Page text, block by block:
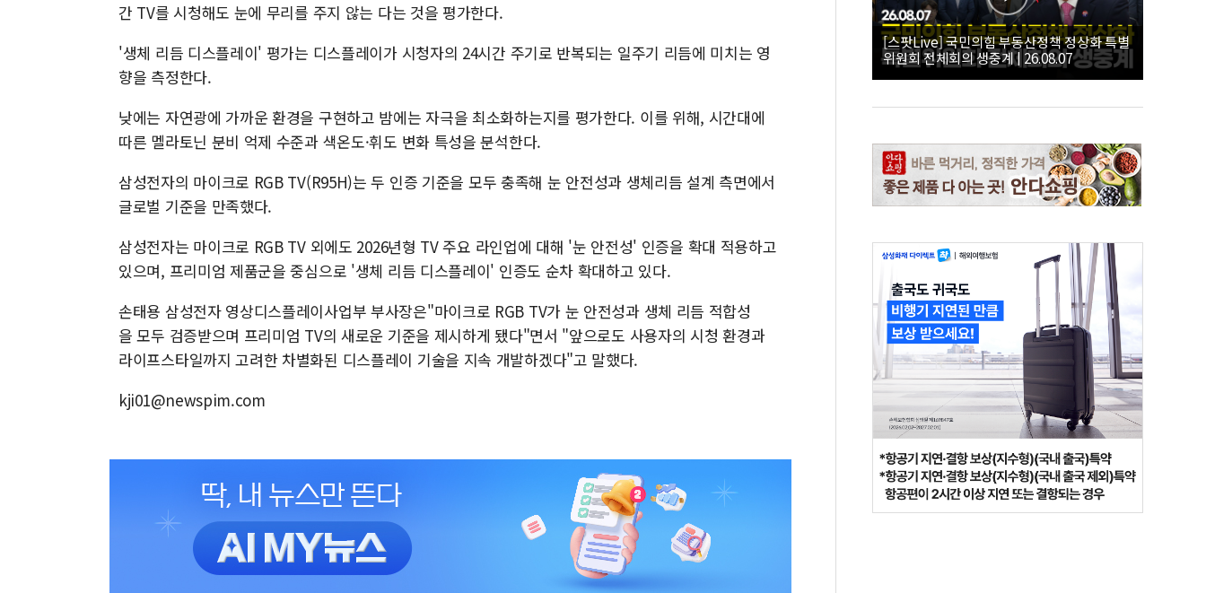
간 TV를 시청해도 눈에 무리를 주지 않는 다는 것을 평가한다.
'생체 리듬 디스플레이' 평가는 디스플레이가 시청자의 24시간 주기로 반복되는 일주기 리듬에 미치는 영
향을 측정한다.
낮에는 자연광에 가까운 환경을 구현하고 밤에는 자극을 최소화하는지를 평가한다. 이를 위해, 시간대에
따른 멜라토닌 분비 억제 수준과 색온도·휘도 변화 특성을 분석한다.
삼성전자의 마이크로 RGB TV(R95H)는 두 인증 기준을 모두 충족해 눈 안전성과 생체리듬 설계 측면에서
글로벌 기준을 만족했다.
삼성전자는 마이크로 RGB TV 외에도 2026년형 TV 주요 라인업에 대해 '눈 안전성' 인증을 확대 적용하고
있으며, 프리미엄 제품군을 중심으로 '생체 리듬 디스플레이' 인증도 순차 확대하고 있다.
손태용 삼성전자 영상디스플레이사업부 부사장은"마이크로 RGB TV가 눈 안전성과 생체 리듬 적합성
을 모두 검증받으며 프리미엄 TV의 새로운 기준을 제시하게 됐다"면서 "앞으로도 사용자의 시청 환경과
라이프스타일까지 고려한 차별화된 디스플레이 기술을 지속 개발하겠다"고 말했다.
kji01@newspim.com
[스팟Live] 국민의힘 부동산정책 정상화 특별
위원회 전체회의 생중계 | 26.08.07